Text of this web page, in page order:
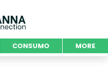
CONSUMO MORE